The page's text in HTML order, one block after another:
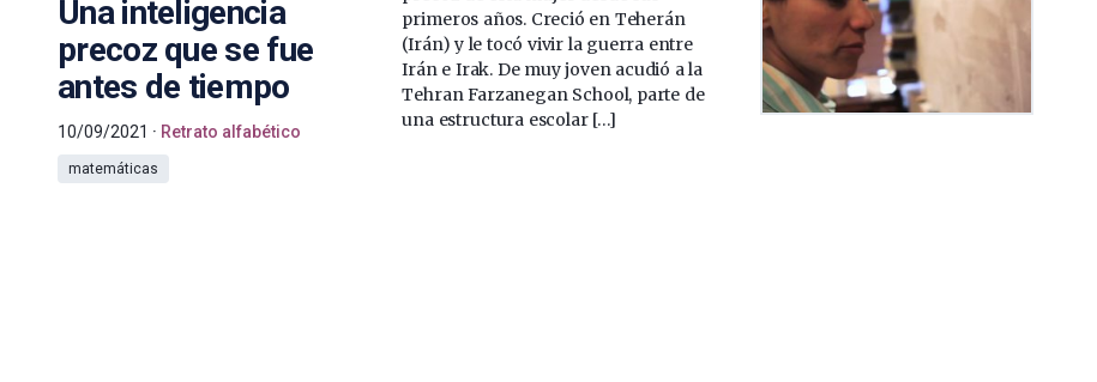
Una inteligencia
precoz que se fue
antes de tiempo
10/09/2021 Retrato alfabético
matemáticas
primeros años. Creció en Teherán
(Irán) y le tocó vivir la guerra entre
Irán e Irak. De muy joven acudió a la
Tehran Farzanegan School, parte de
una estructura escolar […]